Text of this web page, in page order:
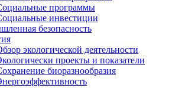
программы
инвестиции
безопасность
экологической деятельности
проекты и показатели
биоразнообразия